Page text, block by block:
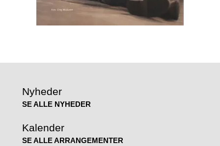
Nyheder
SE ALLE NYHEDER
Kalender
SE ALLE ARRANGEMENTER